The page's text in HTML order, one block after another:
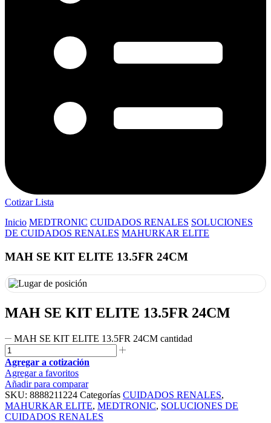
Cotizar Lista
Inicio MEDTRONIC CUIDADOS RENALES SOLUCIONES
DE CUIDADOS RENALES MAHURKAR ELITE
MAH SE KIT ELITE 13.5FR 24CM
MAH SE KIT ELITE 13.5FR 24CM
MAH SE KIT ELITE 13.5FR 24CM cantidad
Agregar a cotización
Agregar a favoritos
Añadir para comparar
SKU: 8888211224 Categorías CUIDADOS RENALES,
MAHURKAR ELITE, MEDTRONIC, SOLUCIONES DE
CUIDADOS RENALES